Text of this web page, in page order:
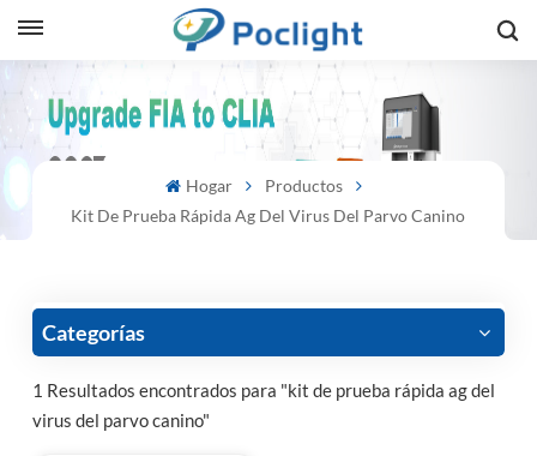
Hogar
Productos
Kit De Prueba Rápida Ag Del Virus Del Parvo Canino
Categorías
1 Resultados encontrados para "kit de prueba rápida ag del
virus del parvo canino"